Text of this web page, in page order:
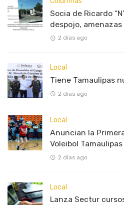
Socia de Ricardo
despojo,
2 días ago
Local
Tiene Tamaulipas
2 días ago
Local
Anuncian la
Voleibol
2 días ago
Local
Lanza Sectur